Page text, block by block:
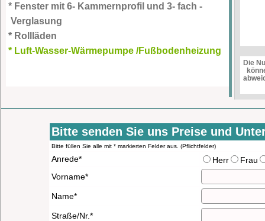
Die
* Fenster mit 6- Kammernprofil und 3- fach -
Verglasung
* Rollläden
* Luft-Wasser-Wärmepumpe /Fußbodenheizung
Bitte senden Sie uns Preise und
Bitte füllen Sie alle mit * markierten Felder aus. (Pflichtfelder)
Anrede* Herr
Frau
Vorname*
Name*
Straße/Nr.*